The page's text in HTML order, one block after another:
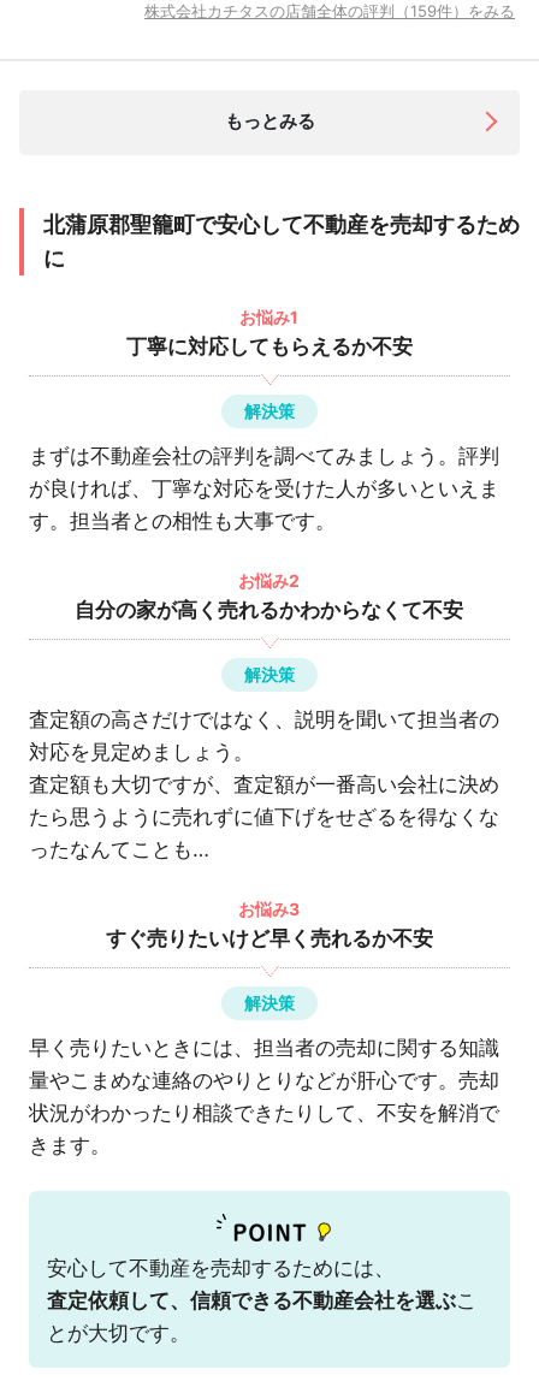
株式会社カチタスの店舗全体の評判（159件）をみる
もっとみる
北蒲原郡聖籠町で安心して不動産を売却するため
に
お悩み1
丁寧に対応してもらえるか不安
解決策
まずは不動産会社の評判を調べてみましょう。評判
が良ければ、丁寧な対応を受けた人が多いといえま
す。担当者との相性も大事です。
お悩み2
自分の家が高く売れるかわからなくて不安
解決策
査定額の高さだけではなく、説明を聞いて担当者の
対応を見定めましょう。
査定額も大切ですが、査定額が一番高い会社に決め
たら思うように売れずに値下げをせざるを得なくな
ったなんてことも…
お悩み3
すぐ売りたいけど早く売れるか不安
解決策
早く売りたいときには、担当者の売却に関する知識
量やこまめな連絡のやりとりなどが肝心です。売却
状況がわかったり相談できたりして、不安を解消で
きます。
安心して不動産を売却するためには、
査定依頼して、信頼できる不動産会社を選ぶこ
とが大切です。